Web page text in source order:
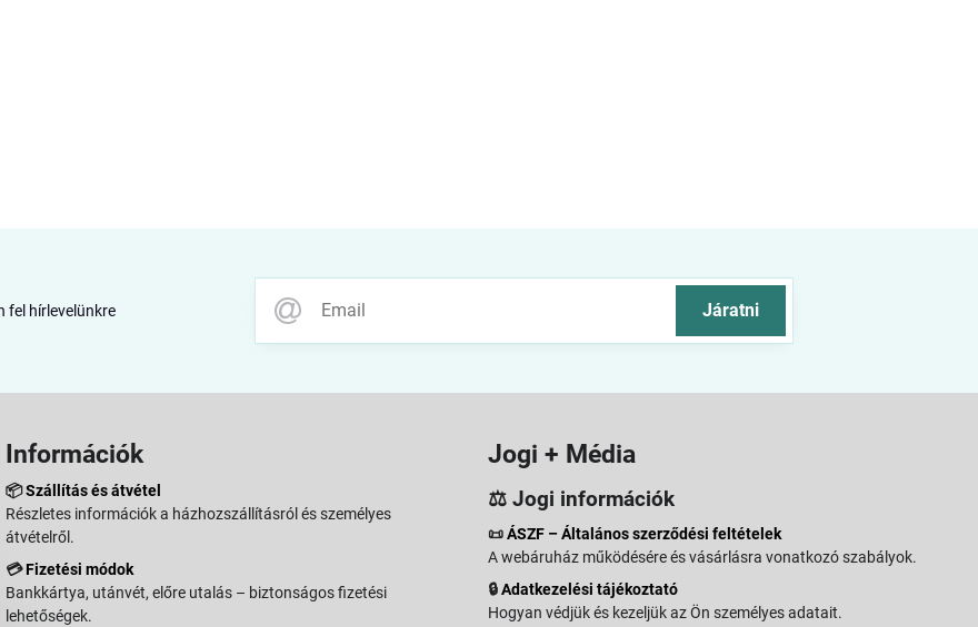
Járatni
fel hírlevelünkre
Információk
📦Szállítás és átvétel
Részletes információk a házhozszállításról és személyes
átvételről.
💳Fizetési módok
Bankkártya, utánvét, előre utalás – biztonságos fizetési
lehetőségek.
Jogi + Média
⚖️ Jogi információk
📜ÁSZF – Általános szerződési feltételek
A webáruház működésére és vásárlásra vonatkozó szabályok.
🔒Adatkezelési tájékoztató
Hogyan védjük és kezeljük az Ön személyes adatait.